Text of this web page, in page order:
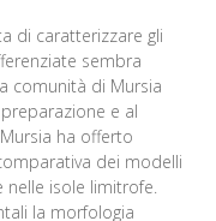
di caratterizzare gli
sembra
comunità di Mursia
e al
ha offerto
dei modelli
nelle isole limitrofe.
la morfologia